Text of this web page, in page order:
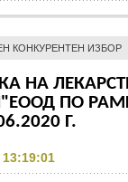
КОНКУРЕНТЕН ИЗБОР
НА
ПО
Г.
13:19:01